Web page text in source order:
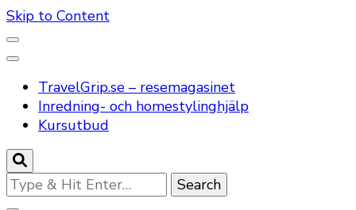
Skip to Content
TravelGrip.se – resemagasinet
Inredning- och homestylinghjälp
Kursutbud
Looking
for